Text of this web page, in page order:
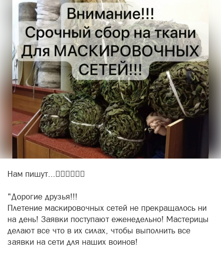
Нам пишут...✍🏻✍🏻✍🏻
"Дорогие друзья!!!
Плетение маскировочных сетей не прекращалось ни
на день! Заявки поступают еженедельно! Мастерицы
делают все что в их силах, чтобы выполнить все
заявки на сети для наших воинов!